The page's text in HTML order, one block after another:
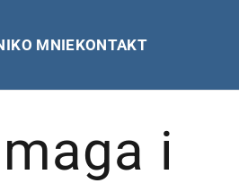
O MNIEKONTAKT
i